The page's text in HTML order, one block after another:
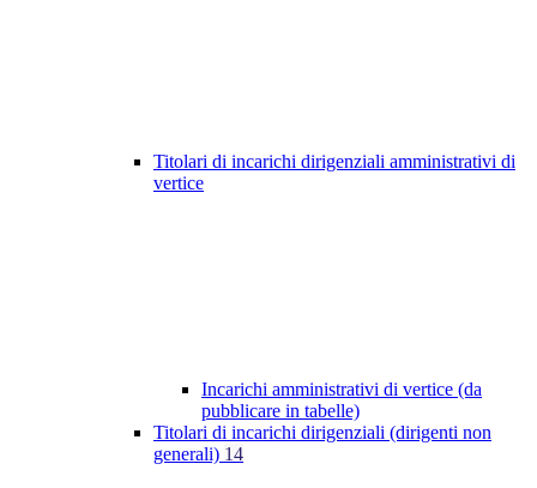
Titolari di incarichi dirigenziali amministrativi di
vertice
Incarichi amministrativi di vertice (da
pubblicare in tabelle)
Titolari di incarichi dirigenziali (dirigenti non
generali) 14